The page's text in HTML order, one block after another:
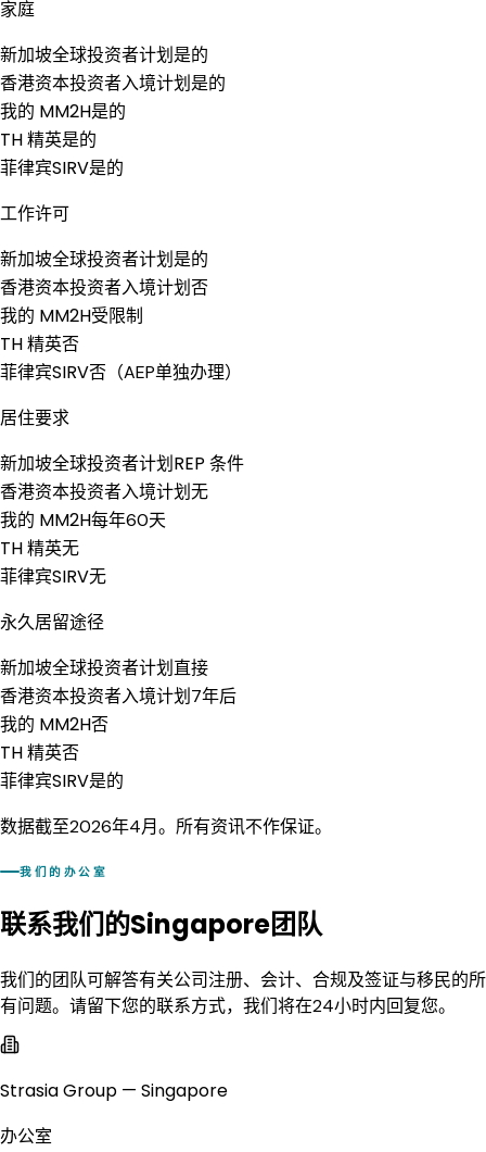
家庭
新加坡全球投资者计划是的
香港资本投资者入境计划是的
我的 MM2H是的
TH 精英是的
菲律宾SIRV是的
工作许可
新加坡全球投资者计划是的
香港资本投资者入境计划否
我的 MM2H受限制
TH 精英否
菲律宾SIRV否（AEP单独办理）
居住要求
新加坡全球投资者计划REP 条件
香港资本投资者入境计划无
我的 MM2H每年60天
TH 精英无
菲律宾SIRV无
永久居留途径
新加坡全球投资者计划直接
香港资本投资者入境计划7年后
我的 MM2H否
TH 精英否
菲律宾SIRV是的
数据截至2026年4月。所有资讯不作保证。
我们的办公室
联系我们的Singapore团队
我们的团队可解答有关公司注册、会计、合规及签证与移民的所
有问题。请留下您的联系方式，我们将在24小时内回复您。
Strasia Group — Singapore
办公室